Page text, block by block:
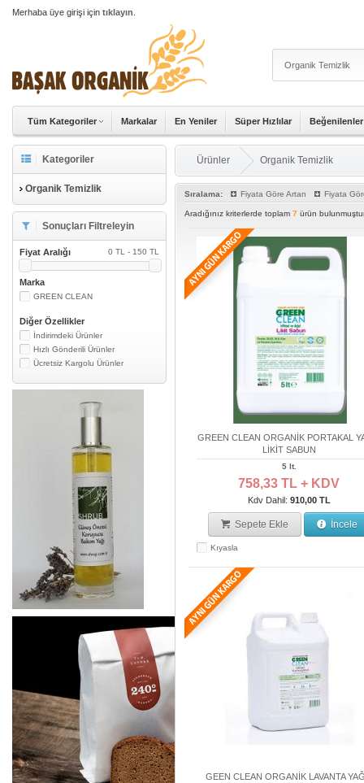
Merhaba üye girişi için tıklayın
Tüm Kategoriler Markalar En Yeniler Süper Hızlılar Beğenilenler
Kategoriler
Organik Temizlik
Sonuçları Filtreleyin
Fiyat Aralığı 0 TL - 150 TL
Marka
GREEN CLEAN
Diğer Özellikler
İndirimdeki Ürünler
Hızlı Gönderili Ürünler
Ücretsiz Kargolu Ürünler
Ürünler Organik Temizlik
Sıralama: Fiyata Göre Artan Fiyata
Aradığınız kriterlerde toplam 7 ürün
GREEN CLEAN ORGANİK PORTAKAL
LİKİT SABUN
5 lt.
758,33 TL + KDV
Kdv Dahil: 910,00 TL
Sepete Ekle İncele
Kıyasla
GEEN CLEAN ORGANİK LAVANTA